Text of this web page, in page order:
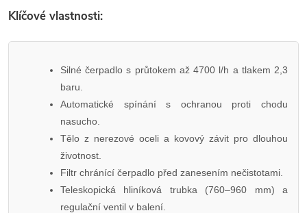
Klíčové vlastnosti:
Silné čerpadlo s průtokem až 4700 l/h a tlakem 2,3
baru.
Automatické spínání s ochranou proti chodu
nasucho.
Tělo z nerezové oceli a kovový závit pro dlouhou
životnost.
Filtr chránící čerpadlo před zanesením nečistotami.
Teleskopická hliníková trubka (760–960 mm) a
regulační ventil v balení.